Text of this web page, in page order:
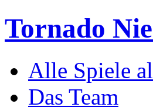
Tornado
Alle Spiele
Das Team